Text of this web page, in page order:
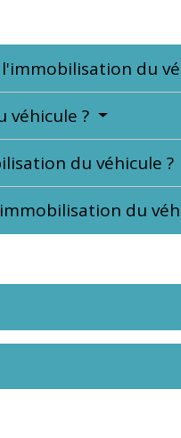
du
véhicule ?
du véhicule ?
du